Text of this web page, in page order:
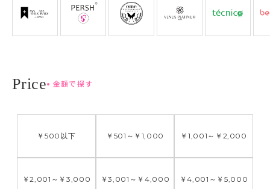
金額で探す
￥500 以下 ￥501 ～ ￥1,000 ￥1,001 ～ ￥2,000
￥2,001 ～ ￥3,000 ￥3,001 ～ ￥4,000 ￥4,001 ～ ￥5,000